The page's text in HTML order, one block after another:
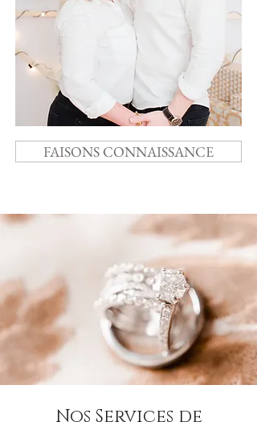
FAISONS CONNAISSANCE
Nos Services de